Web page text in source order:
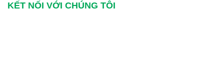
KẾT NỐI VỚI CHÚNG TÔI